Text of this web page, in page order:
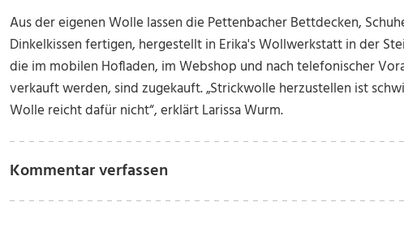
Aus der eigenen Wolle lassen die Pettenbacher Bettdecken,
Dinkelkissen fertigen, hergestellt in Erika's Wollwerkstatt in der
die im mobilen Hofladen, im Webshop und nach telefonischer
verkauft werden, sind zugekauft. „Strickwolle herzustellen ist
Wolle reicht dafür nicht“, erklärt Larissa Wurm.
Kommentar verfassen